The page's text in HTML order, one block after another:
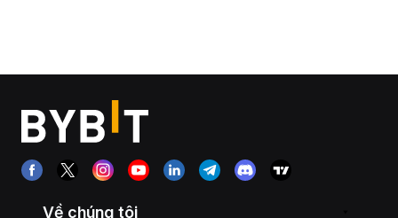
Về chúng tôi